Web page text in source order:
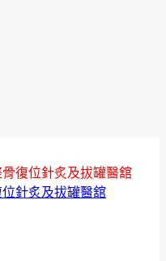
復位針炙及拔罐醫舘
針炙及拔罐醫舘